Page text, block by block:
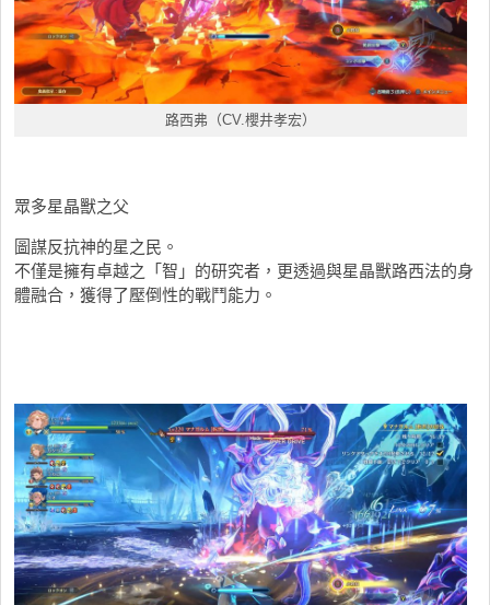
路西弗（CV.櫻井孝宏）
眾多星晶獸之父
圖謀反抗神的星之民。
不僅是擁有卓越之「智」的研究者，更透過與星晶獸路西法的身
體融合，獲得了壓倒性的戰鬥能力。